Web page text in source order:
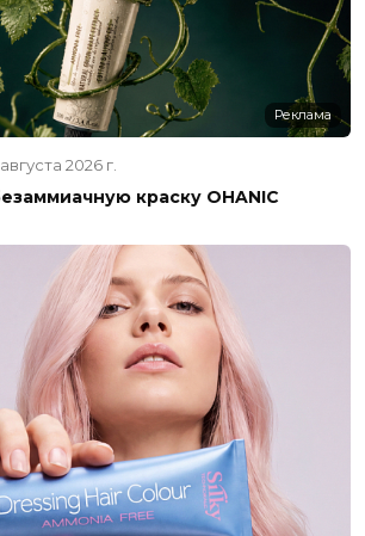
Реклама
2026 г.
краску OHANIC